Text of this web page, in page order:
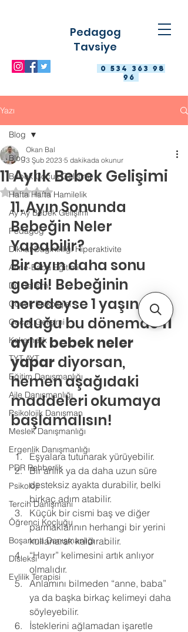
0 534 363 98
96
Pedagog
Tavsiye
Yazı
Blog
Bebek Çocuk Gelişimi
Hafta Hafta Hamilelik
Ay Ay Bebek Gelişimi
Pedagog
Dikkat Dağınıklığı Hiperaktivite
Anne-Baba Eğitimi
Dil Gelişimi
Çocuk Psikolojisi
Çocuk Gelişimi
Kekemelik
TYT-AYT
Eğitim Danışmanlığı
Aile Danışmanlığı
Psikolojik Danışman
Meslek Danışmanlığı
Ergenlik Danışmanlığı
PDR Rehberlik
Psikoloji
Tercih Danışmanı
Öğrenci Koçluğu
Boşanma Danışmanlığı
Disleksi
Evlilik Terapisi
Blog
11 Aylık Bebek Gelişimi
Okan Bal
3 Şub 2023 5 dakikada okunur
5 üzerinden NaN yıldız
11. Ayın Sonunda
Bebeğin Neler
Yapabilir?
Bir ayın daha sonu
geldi! Bebeğinin
neredeyse 1 yaşında
olduğu bu dönemde 11
aylık bebek neler
yapar diyorsan,
hemen aşağıdaki
maddeleri okumaya
başlamalısın!
Eşyalara tutunarak yürüyebilir.
Bir anlık ya da daha uzun süre
desteksiz ayakta durabilir, belki
birkaç adım atabilir.
Küçük bir cismi baş ve diğer
parmaklarının herhangi bir yerini
kullanarak kaldırabilir.
“Hayır” kelimesini artık anlıyor
olmalıdır.
Anlamını bilmeden “anne, baba”
ya da başka birkaç kelimeyi daha
söyleyebilir.
İsteklerini ağlamadan işaretle